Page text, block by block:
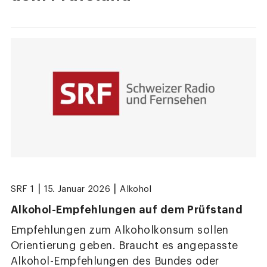
SRF 1 15. Januar 2026 Alkohol
Alkohol-Empfehlungen auf dem Prüfstand
Empfehlungen zum Alkoholkonsum sollen
Orientierung geben. Braucht es angepasste
Alkohol-Empfehlungen des Bundes oder